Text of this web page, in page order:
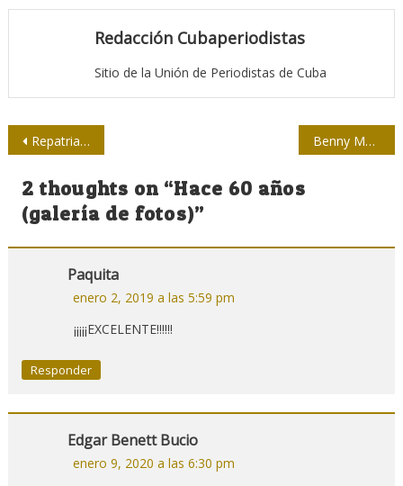
Redacción Cubaperiodistas
Sitio de la Unión de Periodistas de Cuba
Navegación
de
entradas
Repatriarán restos mortales de Pablo de la Torriente Benny Moré, el rey de La Habana
2 thoughts on “Hace 60 años
(galería de fotos)”
Paquita
enero 2, 2019 a las 5:59 pm
¡¡¡¡¡EXCELENTE!!!!!!
Responder
Edgar Benett Bucio
enero 9, 2020 a las 6:30 pm